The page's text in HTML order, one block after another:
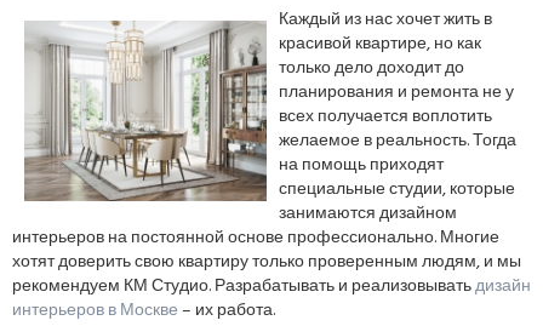
Каждый из нас хочет жить в
красивой квартире, но как
только дело доходит до
планирования и ремонта не у
всех получается воплотить
желаемое в реальность. Тогда
на помощь приходят
специальные студии, которые
занимаются дизайном
интерьеров на постоянной основе профессионально. Многие
хотят доверить свою квартиру только проверенным людям, и мы
рекомендуем КМ Студио. Разрабатывать и реализовыватьдизайн
интерьеров в Москве– их работа.